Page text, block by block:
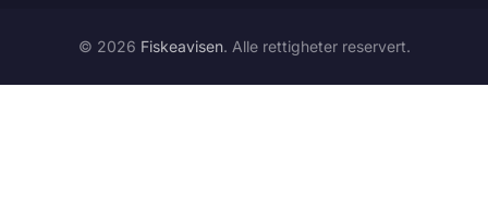
© 2026 Fiskeavisen. Alle rettigheter reservert.